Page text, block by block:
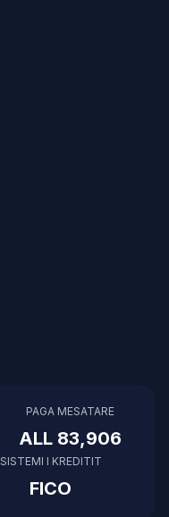
PAGA MESATARE
ALL 83,906
SISTEMI I KREDITIT
FICO